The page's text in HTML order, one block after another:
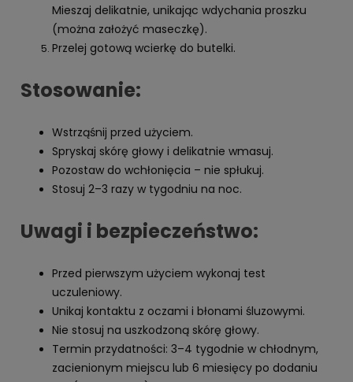
Mieszaj delikatnie, unikając wdychania proszku
(można założyć maseczkę).
Przelej gotową wcierkę do butelki.
Stosowanie:
Wstrząśnij przed użyciem.
Spryskaj skórę głowy i delikatnie wmasuj.
Pozostaw do wchłonięcia – nie spłukuj.
Stosuj 2–3 razy w tygodniu na noc.
Uwagi i bezpieczeństwo:
Przed pierwszym użyciem wykonaj test
uczuleniowy.
Unikaj kontaktu z oczami i błonami śluzowymi.
Nie stosuj na uszkodzoną skórę głowy.
Termin przydatności: 3–4 tygodnie w chłodnym,
zacienionym miejscu lub 6 miesięcy po dodaniu